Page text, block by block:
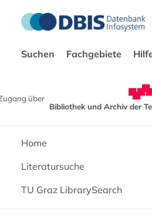
Suchen Fachgebiete
über
Bibliothek und Archiv der
Home
Literatursuche
TU Graz LibrarySearch